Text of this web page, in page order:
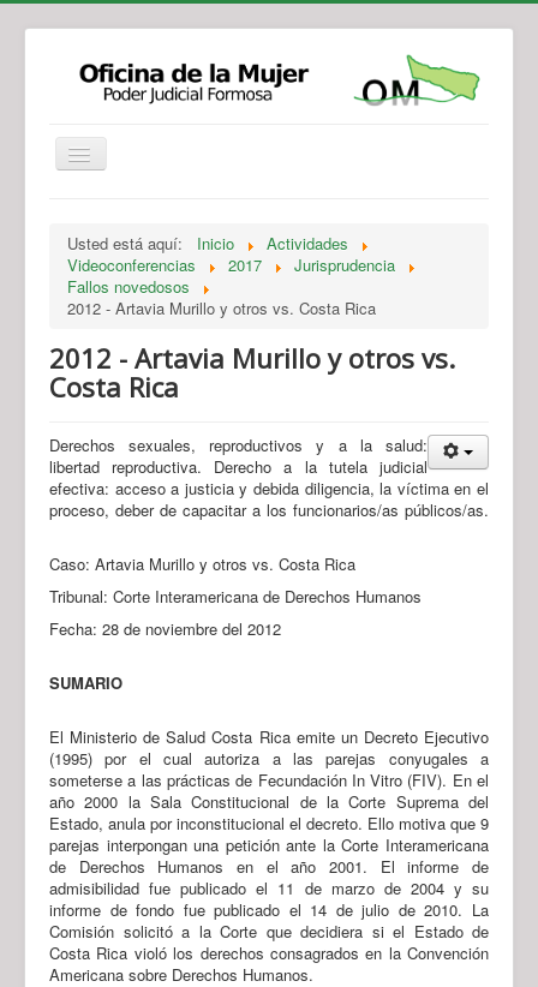
Legislación
Novedades
Recursos y Servicios de Atención
Usted está aquí: Inicio
Actividades
Videoconferencias
2017
Jurisprudencia
Fallos novedosos
2012 - Artavia Murillo y otros vs. Costa Rica
2012 - Artavia Murillo y otros vs.
Costa Rica
Derechos sexuales, reproductivos y a la salud:
libertad reproductiva. Derecho a la tutela judicial
efectiva: acceso a justicia y debida diligencia, la víctima en el
proceso, deber de capacitar a los funcionarios/as públicos/as.
Caso: Artavia Murillo y otros vs. Costa Rica
Tribunal: Corte Interamericana de Derechos Humanos
Fecha: 28 de noviembre del 2012
SUMARIO
El Ministerio de Salud Costa Rica emite un Decreto Ejecutivo
(1995) por el cual autoriza a las parejas conyugales a
someterse a las prácticas de Fecundación In Vitro (FIV). En el
año 2000 la Sala Constitucional de la Corte Suprema del
Estado, anula por inconstitucional el decreto. Ello motiva que 9
parejas interpongan una petición ante la Corte Interamericana
de Derechos Humanos en el año 2001. El informe de
admisibilidad fue publicado el 11 de marzo de 2004 y su
informe de fondo fue publicado el 14 de julio de 2010. La
Comisión solicitó a la Corte que decidiera si el Estado de
Costa Rica violó los derechos consagrados en la Convención
Americana sobre Derechos Humanos.